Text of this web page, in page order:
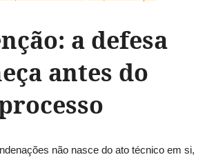
a defesa
antes do
não nasce do ato técnico em si,